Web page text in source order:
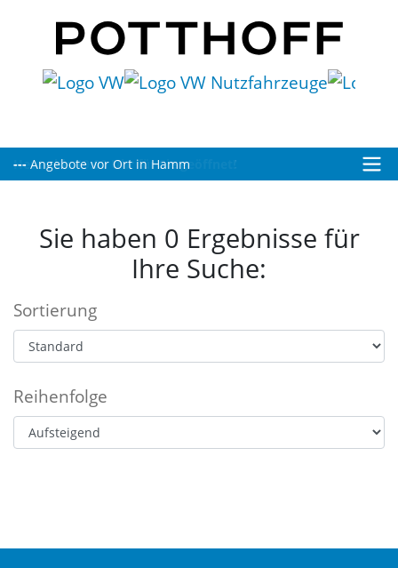
Heute bis 19:00 Uhr für Sie geöffnet!
Sie haben 0 Ergebnisse für
Ihre Suche:
Sortierung
Reihenfolge